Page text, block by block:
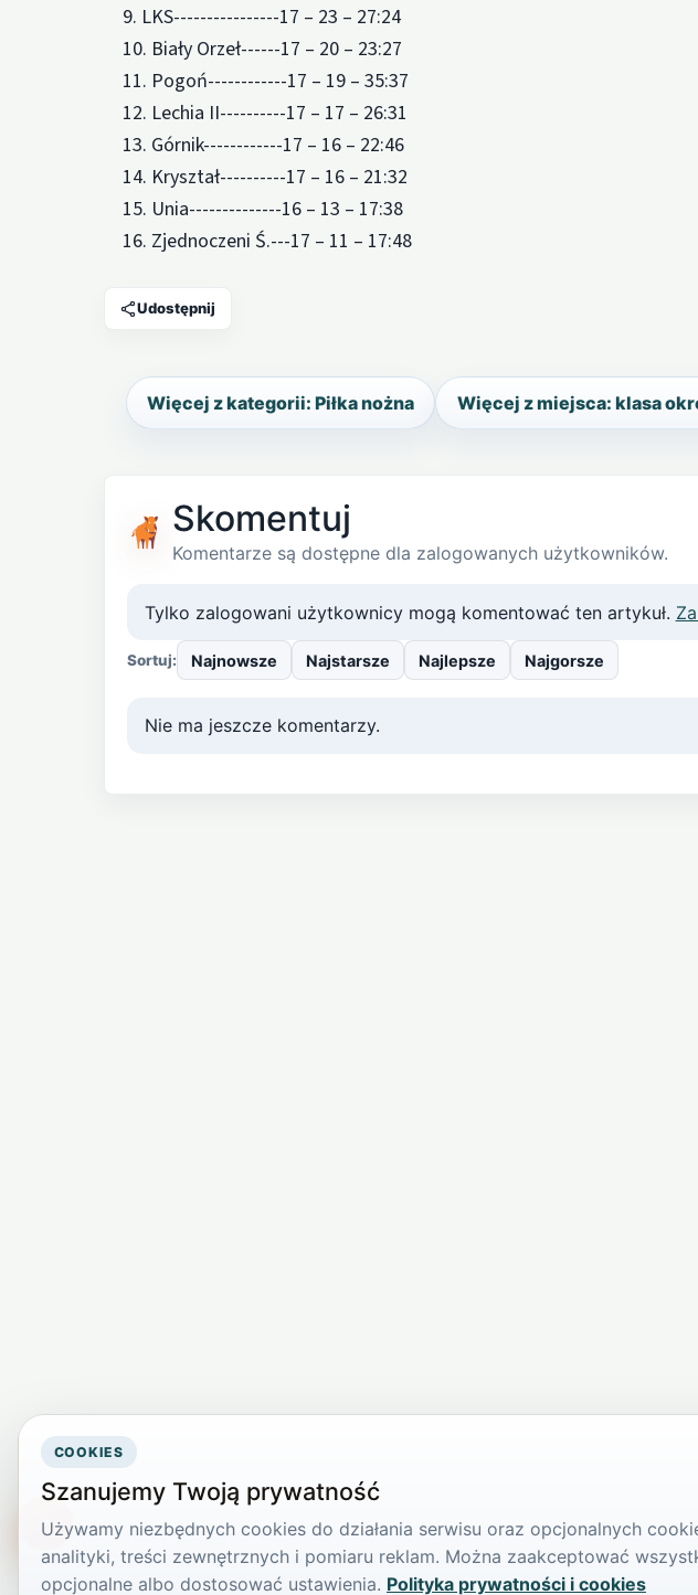
9. LKS----------------17 – 23 – 27:24
10. Biały Orzeł------17 – 20 – 23:27
11. Pogoń------------17 – 19 – 35:37
12. Lechia II----------17 – 17 – 26:31
13. Górnik------------17 – 16 – 22:46
14. Kryształ----------17 – 16 – 21:32
15. Unia--------------16 – 13 – 17:38
16. Zjednoczeni Ś.---17 – 11 – 17:48
Udostępnij
Więcej z kategorii: Piłka nożna Więcej z miejsca: klasa
Skomentuj
Komentarze są dostępne dla zalogowanych użytkowników.
Tylko zalogowani użytkownicy mogą komentować ten artykuł.
Sortuj: Najnowsze Najstarsze Najlepsze Najgorsze
Nie ma jeszcze komentarzy.
COOKIES
Szanujemy Twoją prywatność
Używamy niezbędnych cookies do działania serwisu oraz opcjonalnych
analityki, treści zewnętrznych i pomiaru reklam. Można zaakceptować
opcjonalne albo dostosować ustawienia. Polityka prywatności i cookies
TikTokowa Jelonka